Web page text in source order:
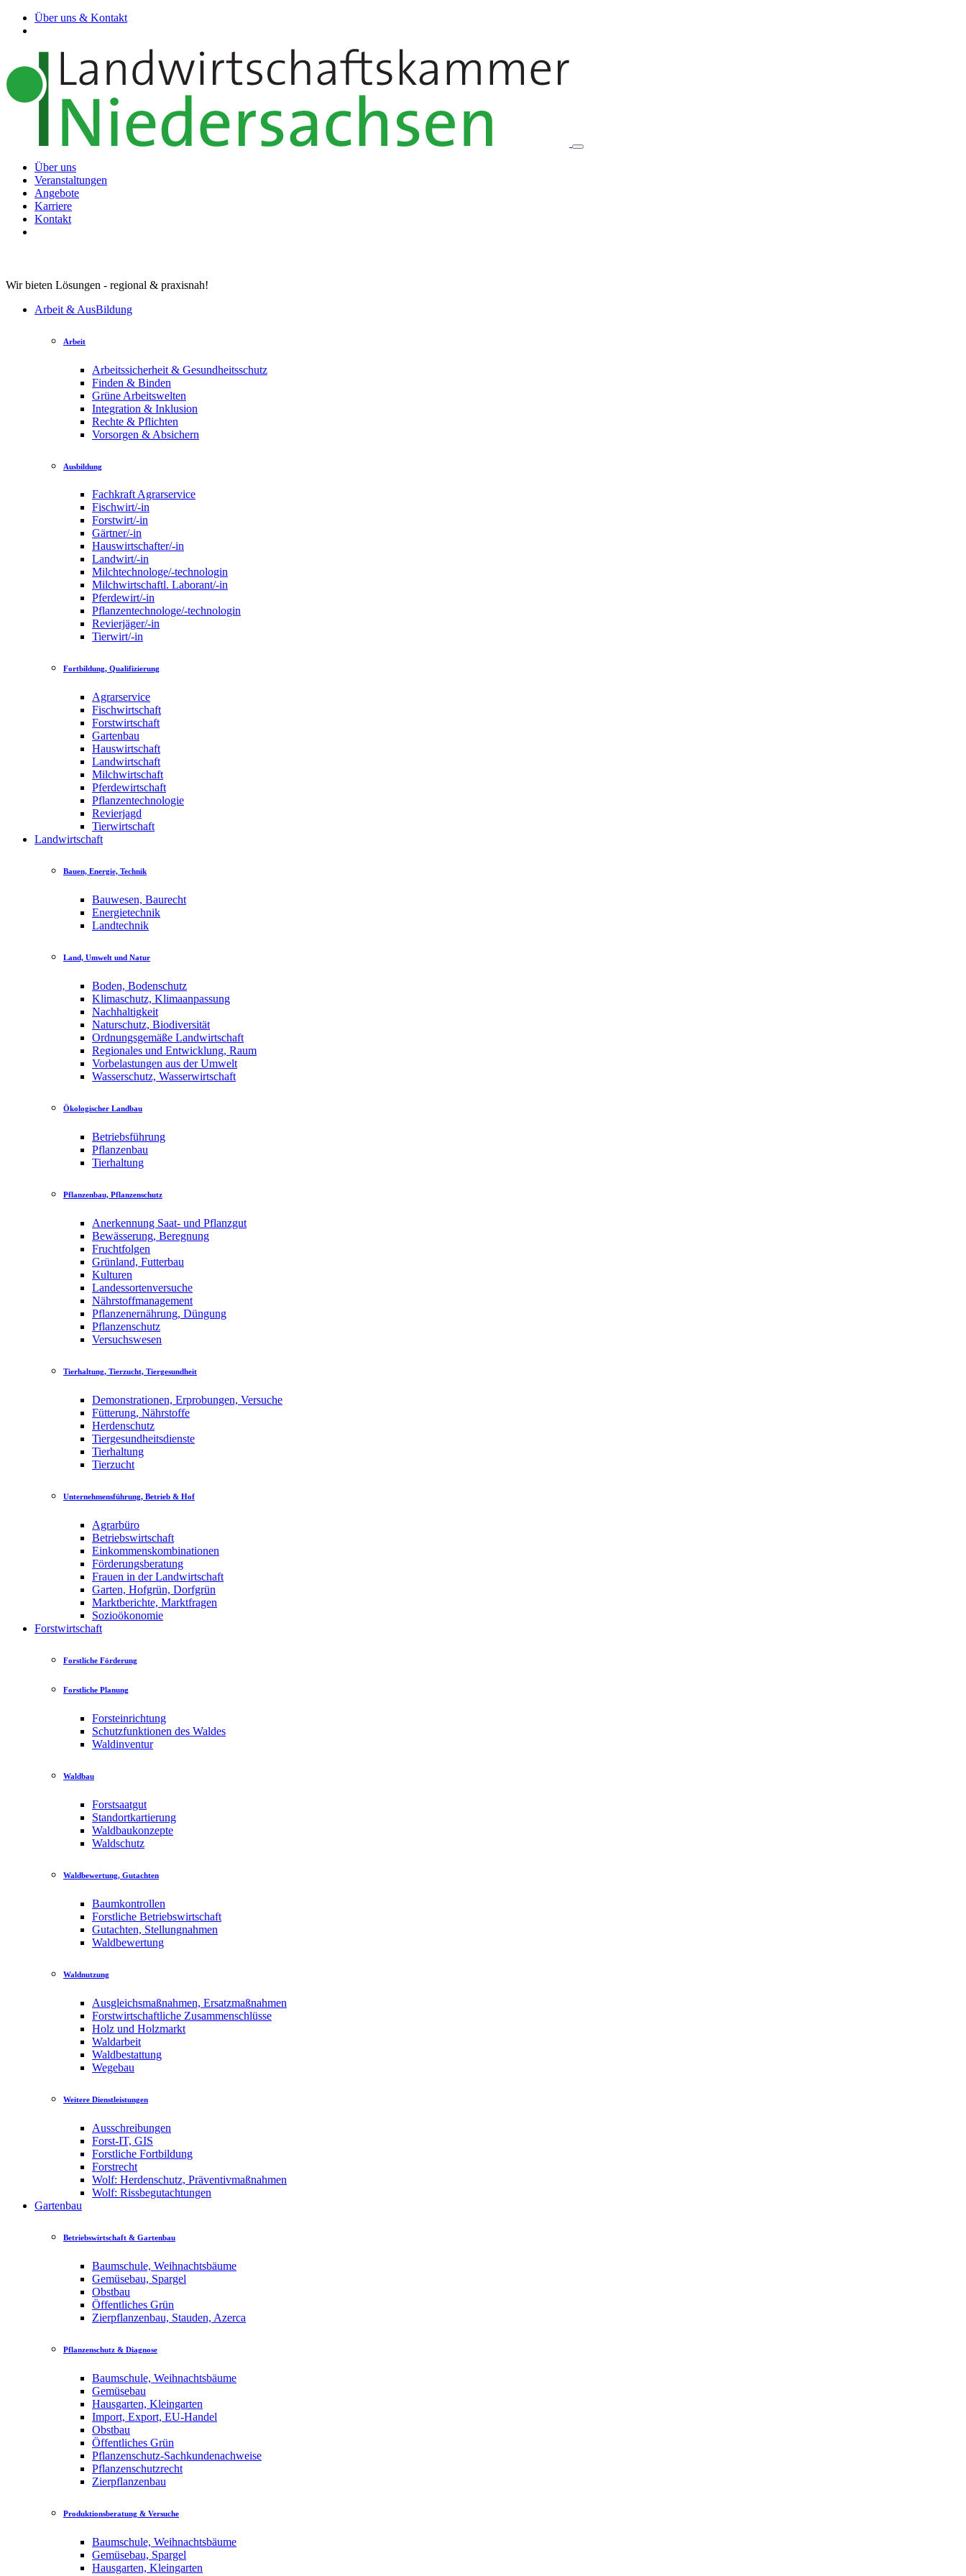
Über uns & Kontakt
Über uns
Veranstaltungen
Angebote
Karriere
Kontakt
Wir bieten Lösungen - regional & praxisnah!
Arbeit & AusBildung
Arbeit
Arbeitssicherheit & Gesundheitsschutz
Finden & Binden
Grüne Arbeitswelten
Integration & Inklusion
Rechte & Pflichten
Vorsorgen & Absichern
Ausbildung
Fachkraft Agrarservice
Fischwirt/-in
Forstwirt/-in
Gärtner/-in
Hauswirtschafter/-in
Landwirt/-in
Milchtechnologe/-technologin
Milchwirtschaftl. Laborant/-in
Pferdewirt/-in
Pflanzentechnologe/-technologin
Revierjäger/-in
Tierwirt/-in
Fortbildung, Qualifizierung
Agrarservice
Fischwirtschaft
Forstwirtschaft
Gartenbau
Hauswirtschaft
Landwirtschaft
Milchwirtschaft
Pferdewirtschaft
Pflanzentechnologie
Revierjagd
Tierwirtschaft
Landwirtschaft
Bauen, Energie, Technik
Bauwesen, Baurecht
Energietechnik
Landtechnik
Land, Umwelt und Natur
Boden, Bodenschutz
Klimaschutz, Klimaanpassung
Nachhaltigkeit
Naturschutz, Biodiversität
Ordnungsgemäße Landwirtschaft
Regionales und Entwicklung, Raum
Vorbelastungen aus der Umwelt
Wasserschutz, Wasserwirtschaft
Ökologischer Landbau
Betriebsführung
Pflanzenbau
Tierhaltung
Pflanzenbau, Pflanzenschutz
Anerkennung Saat- und Pflanzgut
Bewässerung, Beregnung
Fruchtfolgen
Grünland, Futterbau
Kulturen
Landessortenversuche
Nährstoffmanagement
Pflanzenernährung, Düngung
Pflanzenschutz
Versuchswesen
Tierhaltung, Tierzucht, Tiergesundheit
Demonstrationen, Erprobungen, Versuche
Fütterung, Nährstoffe
Herdenschutz
Tiergesundheitsdienste
Tierhaltung
Tierzucht
Unternehmensführung, Betrieb & Hof
Agrarbüro
Betriebswirtschaft
Einkommenskombinationen
Förderungsberatung
Frauen in der Landwirtschaft
Garten, Hofgrün, Dorfgrün
Marktberichte, Marktfragen
Sozioökonomie
Forstwirtschaft
Forstliche Förderung
Forstliche Planung
Forsteinrichtung
Schutzfunktionen des Waldes
Waldinventur
Waldbau
Forstsaatgut
Standortkartierung
Waldbaukonzepte
Waldschutz
Waldbewertung, Gutachten
Baumkontrollen
Forstliche Betriebswirtschaft
Gutachten, Stellungnahmen
Waldbewertung
Waldnutzung
Ausgleichsmaßnahmen, Ersatzmaßnahmen
Forstwirtschaftliche Zusammenschlüsse
Holz und Holzmarkt
Waldarbeit
Waldbestattung
Wegebau
Weitere Dienstleistungen
Ausschreibungen
Forst-IT, GIS
Forstliche Fortbildung
Forstrecht
Wolf: Herdenschutz, Präventivmaßnahmen
Wolf: Rissbegutachtungen
Gartenbau
Betriebswirtschaft & Gartenbau
Baumschule, Weihnachtsbäume
Gemüsebau, Spargel
Obstbau
Öffentliches Grün
Zierpflanzenbau, Stauden, Azerca
Pflanzenschutz & Diagnose
Baumschule, Weihnachtsbäume
Gemüsebau
Hausgarten, Kleingarten
Import, Export, EU-Handel
Obstbau
Öffentliches Grün
Pflanzenschutz-Sachkundenachweise
Pflanzenschutzrecht
Zierpflanzenbau
Produktionsberatung & Versuche
Baumschule, Weihnachtsbäume
Gemüsebau, Spargel
Hausgarten, Kleingarten